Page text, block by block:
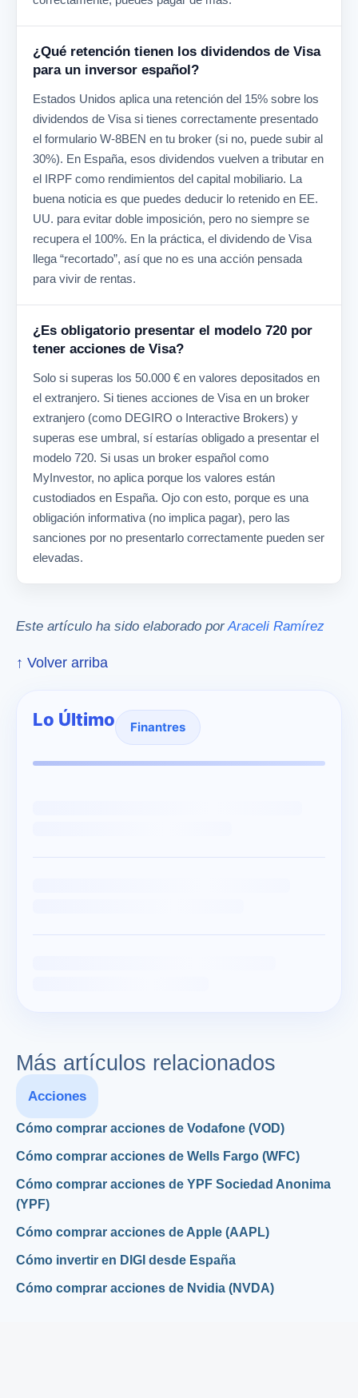
¿Qué retención tienen los dividendos de Visa
para un inversor español?
Estados Unidos aplica una retención del 15% sobre los
dividendos de Visa si tienes correctamente presentado
el formulario W-8BEN en tu broker (si no, puede subir al
30%). En España, esos dividendos vuelven a tributar en
el IRPF como rendimientos del capital mobiliario. La
buena noticia es que puedes deducir lo retenido en EE.
UU. para evitar doble imposición, pero no siempre se
recupera el 100%. En la práctica, el dividendo de Visa
llega “recortado”, así que no es una acción pensada
para vivir de rentas.
¿Es obligatorio presentar el modelo 720 por
tener acciones de Visa?
Solo si superas los 50.000 € en valores depositados en
el extranjero. Si tienes acciones de Visa en un broker
extranjero (como DEGIRO o Interactive Brokers) y
superas ese umbral, sí estarías obligado a presentar el
modelo 720. Si usas un broker español como
MyInvestor, no aplica porque los valores están
custodiados en España. Ojo con esto, porque es una
obligación informativa (no implica pagar), pero las
sanciones por no presentarlo correctamente pueden ser
elevadas.
Este artículo ha sido elaborado porAraceli Ramírez
↑ Volver arriba
Lo Último Finantres
Más artículos relacionados
Acciones
Cómo comprar acciones de Vodafone (VOD)
Cómo comprar acciones de Wells Fargo (WFC)
Cómo comprar acciones de YPF Sociedad Anonima
(YPF)
Cómo comprar acciones de Apple (AAPL)
Cómo invertir en DIGI desde España
Cómo comprar acciones de Nvidia (NVDA)